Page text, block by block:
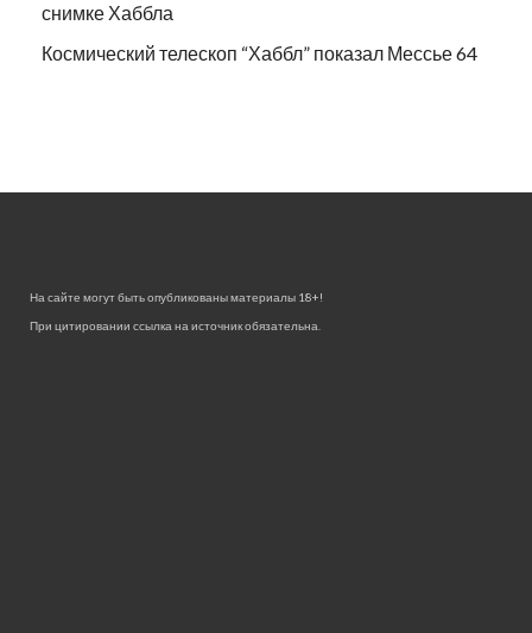
снимке Хаббла
Космический телескоп “Хаббл” показал Мессье 64
На сайте могут быть опубликованы материалы 18+!
При цитировании ссылка на источник обязательна.